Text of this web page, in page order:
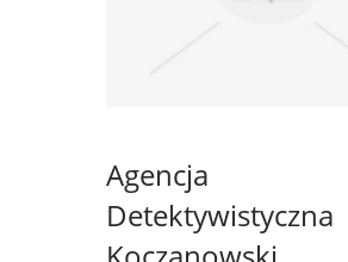
Agencja
Detektywistyczna